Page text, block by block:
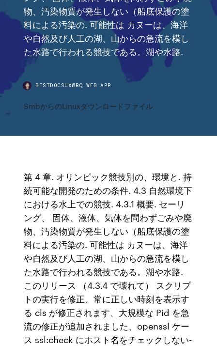
物、汚染物質が発生しない（船底保護の塗
料による汚染の. 可能性は カヌーは、海洋
や自然及び人工の湖、山からの急流を模し
た水路で行われる競技である。湖や水路.
BESTDOCSUXWRQ.WEB.APP
SmbからのLinuxダウンロードファイル
第 4 章. オリンピック競技別の、環境と. 持
続可能な開発のための条件. 4.3 自然環境下
における水上での競技. 4.3.1 概要. セーリ
ング、 固体、液体、気体を問わずごみや廃
物、汚染物質が発生しない（船底保護の塗
料による汚染の. 可能性は カヌーは、海洋
や自然及び人工の湖、山からの急流を模し
た水路で行われる競技である。湖や水路.
このリリース （4.3.4 で壊れて） スクリプ
トの実行を修正、常に正しい時刻を表示す
る cls が修正されます、大規模な Pid を急
流の修正が追加されました、openssl ケー
ス ssl:check にホスト名をチェックしない-